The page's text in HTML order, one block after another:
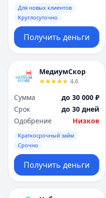
Для новых клиентов
Круглосуточно
Получить деньги
МедиумСкор
4.6
Сумма
до 30 000 ₽
Срок
до 30 дней
Одобрение
Низкое
Краткосрочный займ
Срочно
Получить деньги